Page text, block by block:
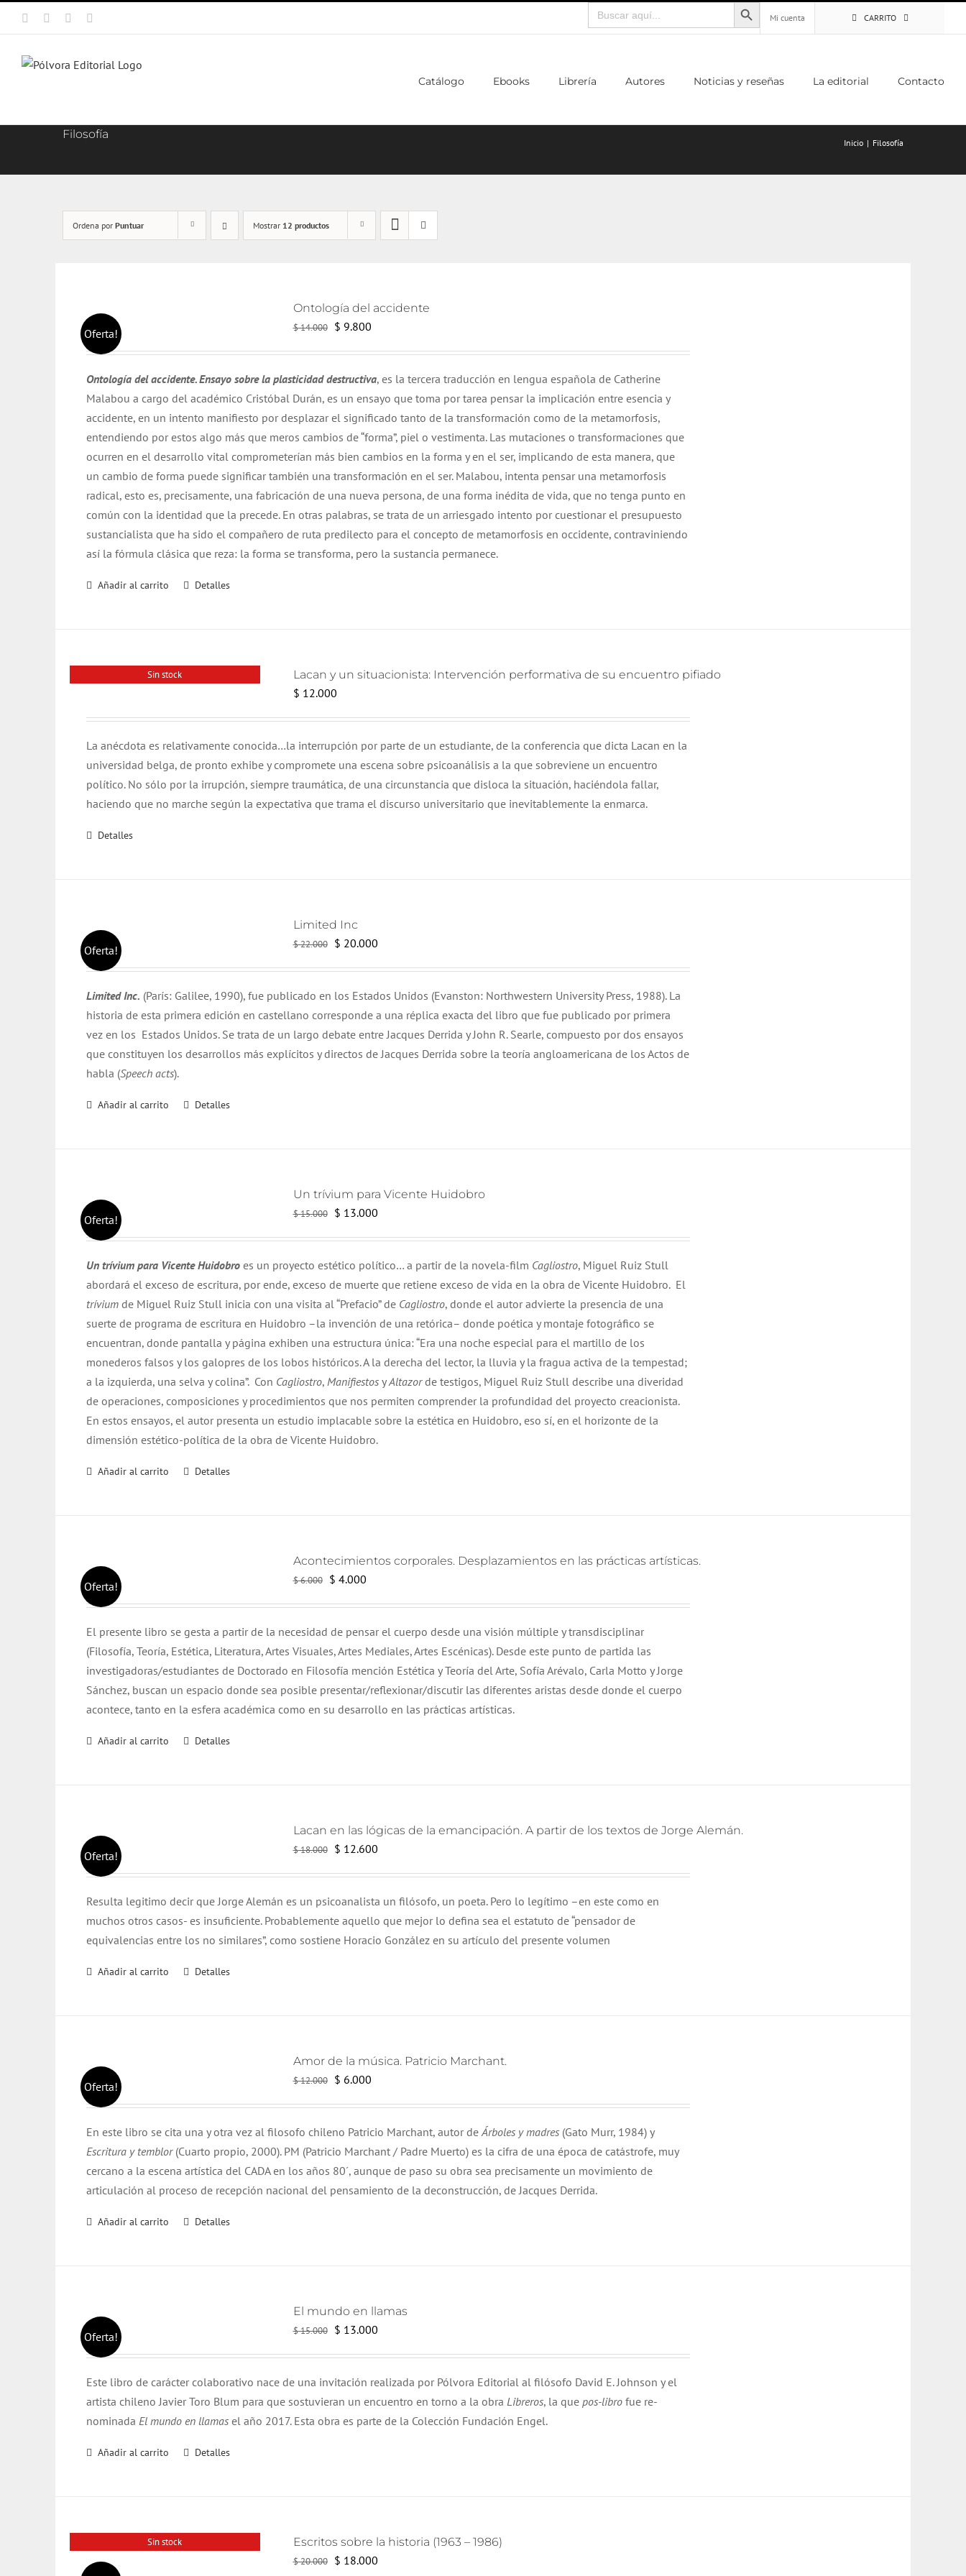
Facebook Instagram
Buscar:
Mi cuenta
CARRITO
Catálogo Ebooks Librería Autores Noticias y reseñas La editorial Contacto
Filosofía
Inicio Filosofía
Ordena por Puntuar Mostrar 12 productos
Oferta!
Ontología del accidente
$14.000
El
era:
$ 14.000.
$ 9.800El
es:
$ 9.800.
Ontología del accidente. Ensayo sobre la plasticidad destructiva, es la tercera traducción en lengua española de Catherine
Malabou a cargo del académico Cristóbal Durán, es un ensayo que toma por tarea pensar la implicación entre esencia y
accidente, en un intento manifiesto por desplazar el significado tanto de la transformación como de la metamorfosis,
entendiendo por estos algo más que meros cambios de “forma”, piel o vestimenta. Las mutaciones o transformaciones que
ocurren en el desarrollo vital comprometerían más bien cambios en la forma y en el ser, implicando de esta manera, que
un cambio de forma puede significar también una transformación en el ser. Malabou, intenta pensar una metamorfosis
radical, esto es, precisamente, una fabricación de una nueva persona, de una forma inédita de vida, que no tenga punto en
común con la identidad que la precede. En otras palabras, se trata de un arriesgado intento por cuestionar el presupuesto
sustancialista que ha sido el compañero de ruta predilecto para el concepto de metamorfosis en occidente, contraviniendo
así la fórmula clásica que reza: la forma se transforma, pero la sustancia permanece.
Añadir al carrito Detalles
Sin stock Lacan y un situacionista: Intervención performativa de su encuentro pifiado
$ 12.000
La anécdota es relativamente conocida…la interrupción por parte de un estudiante, de la conferencia que dicta Lacan en la
universidad belga, de pronto exhibe y compromete una escena sobre psicoanálisis a la que sobreviene un encuentro
político. No sólo por la irrupción, siempre traumática, de una circunstancia que disloca la situación, haciéndola fallar,
haciendo que no marche según la expectativa que trama el discurso universitario que inevitablemente la enmarca.
Detalles
Oferta!
Limited Inc
$22.000
El
era:
$ 22.000.
$ 20.000El
es:
$ 20.000.
Limited Inc. (París: Galilee, 1990), fue publicado en los Estados Unidos (Evanston: Northwestern University Press, 1988). La
historia de esta primera edición en castellano corresponde a una réplica exacta del libro que fue publicado por primera
vez en los Estados Unidos. Se trata de un largo debate entre Jacques Derrida y John R. Searle, compuesto por dos ensayos
que constituyen los desarrollos más explícitos y directos de Jacques Derrida sobre la teoría angloamericana de los Actos de
habla (Speech acts).
Añadir al carrito Detalles
Oferta!
Un trívium para Vicente Huidobro
$15.000
El
era:
$ 15.000.
$ 13.000El
es:
$ 13.000.
Un trívium para Vicente Huidobro es un proyecto estético político… a partir de la novela-film Cagliostro, Miguel Ruiz Stull
abordará el exceso de escritura, por ende, exceso de muerte que retiene exceso de vida en la obra de Vicente Huidobro. El
trívium de Miguel Ruiz Stull inicia con una visita al “Prefacio” de Cagliostro, donde el autor advierte la presencia de una
suerte de programa de escritura en Huidobro –la invención de una retórica– donde poética y montaje fotográfico se
encuentran, donde pantalla y página exhiben una estructura única:“Era una noche especial para el martillo de los
monederos falsos y los galopres de los lobos históricos. A la derecha del lector, la lluvia y la fragua activa de la tempestad;
a la izquierda, una selva y colina”. Con Cagliostro, Manifiestos yAltazorde testigos, Miguel Ruiz Stull describe una diveridad
de operaciones, composiciones y procedimientos que nos permiten comprender la profundidad del proyecto creacionista.
En estos ensayos, el autor presenta un estudio implacable sobre la estética en Huidobro, eso sí, en el horizonte de la
dimensión estético-política de la obra de Vicente Huidobro.
Añadir al carrito Detalles
Oferta!
Acontecimientos corporales. Desplazamientos en las prácticas artísticas.
$6.000
El
era:
$ 6.000.
$ 4.000El
es:
$ 4.000.
El presente libro se gesta a partir de la necesidad de pensar el cuerpo desde una visión múltiple y transdisciplinar
(Filosofía, Teoría, Estética, Literatura, Artes Visuales, Artes Mediales, Artes Escénicas). Desde este punto de partida las
investigadoras/estudiantes de Doctorado en Filosofía mención Estética y Teoría del Arte, Sofía Arévalo, Carla Motto y Jorge
Sánchez, buscan un espacio donde sea posible presentar/reflexionar/discutir las diferentes aristas desde donde el cuerpo
acontece, tanto en la esfera académica como en su desarrollo en las prácticas artísticas.
Añadir al carrito Detalles
Oferta!
Lacan en las lógicas de la emancipación. A partir de los textos de Jorge Alemán.
$18.000
El
era:
$ 18.000.
$ 12.600El
es:
$ 12.600.
Resulta legitimo decir que Jorge Alemán es un psicoanalista un filósofo, un poeta. Pero lo legítimo –en este como en
muchos otros casos- es insuficiente. Probablemente aquello que mejor lo defina sea el estatuto de “pensador de
equivalencias entre los no similares”, como sostiene Horacio González en su artículo del presente volumen
Añadir al carrito Detalles
Oferta!
Amor de la música. Patricio Marchant.
$12.000
El
era:
$ 12.000.
$ 6.000El
es:
$ 6.000.
En este libro se cita una y otra vez al filosofo chileno Patricio Marchant, autor deÁrboles y madres (Gato Murr, 1984) y
Escritura y temblor(Cuarto propio, 2000). PM (Patricio Marchant / Padre Muerto) es la cifra de una época de catástrofe, muy
cercano a la escena artística del CADA en los años 80´, aunque de paso su obra sea precisamente un movimiento de
articulación al proceso de recepción nacional del pensamiento de la deconstrucción, de Jacques Derrida.
Añadir al carrito Detalles
Oferta!
El mundo en llamas
$15.000
El
era:
$ 15.000.
$ 13.000El
es:
$ 13.000.
Este libro de carácter colaborativo nace de una invitación realizada por Pólvora Editorial al filósofo David E. Johnson y el
artista chileno Javier Toro Blum para que sostuvieran un encuentro en torno a la obra Libreros, la que pos-libro fue re-
nominada El mundo en llamas el año 2017. Esta obra es parte de la Colección Fundación Engel.
Añadir al carrito Detalles
Sin stock Escritos sobre la historia (1963 – 1986)
$20.000
El
$ 18.000El